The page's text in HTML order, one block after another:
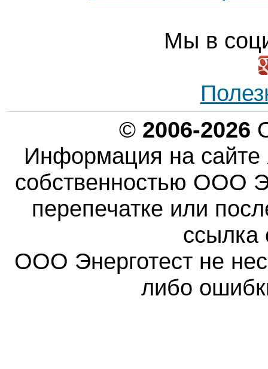
Мы в
© 2006-2026
Информация на сайте
собственностью ООО
перепечатке или
ссылка
ООО Энерготест не
либо